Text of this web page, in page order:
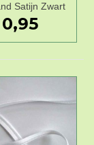
Satijn Zwart